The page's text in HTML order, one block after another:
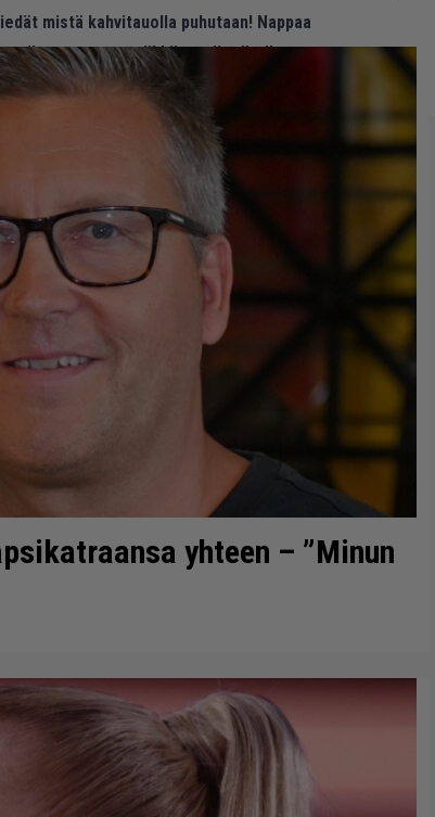
mistä kahvitauolla puhutaan! Nappaa
suoraan sähköpostiin tästä.
yhteen – ”Minun